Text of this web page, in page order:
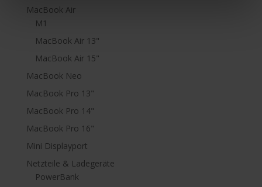
MacBook Air
M1
MacBook Air 13"
MacBook Air 15"
MacBook Neo
MacBook Pro 13"
MacBook Pro 14"
MacBook Pro 16"
Mini Displayport
Netzteile & Ladegeräte
PowerBank